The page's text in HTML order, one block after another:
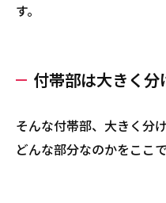
す。
付帯部は大きく分
そんな付帯部、大きく分
どんな部分なのかをここ